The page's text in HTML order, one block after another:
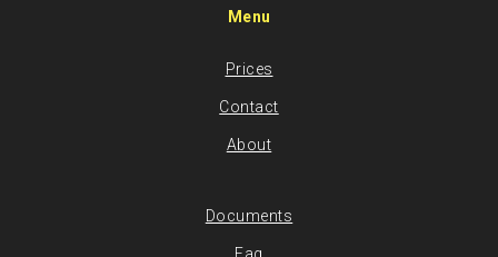
Menu
Prices
Contact
About
Documents